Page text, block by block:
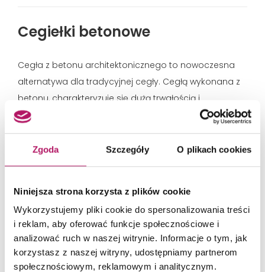
Zgoda Szczegóły O plikach cookies
Niniejsza strona korzysta z plików cookie
Wykorzystujemy pliki cookie do spersonalizowania treści
i reklam, aby oferować funkcje społecznościowe i
analizować ruch w naszej witrynie. Informacje o tym, jak
korzystasz z naszej witryny, udostępniamy partnerom
społecznościowym, reklamowym i analitycznym.
Cegiełki betonowe
Cegła z betonu architektonicznego to nowoczesna
alternatywa dla tradycyjnej cegły. Cegłą wykonana z
betonu, charakteryzuje się dużą trwałością i
odpornością na uszkodzenia. Beton architektoniczny
pozwala na tworzenie różnych wzorów i tekstur, co
daje szerokie możliwości aranżacyjne. Cegła z betonu
architektonicznego doskonale sprawdzi się w
może być ciekawym kontrastem dla gładkich,
minimalistycznych powierzchni.